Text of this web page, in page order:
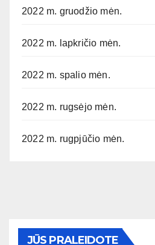
2022 m. gruodžio mėn.
2022 m. lapkričio mėn.
2022 m. spalio mėn.
2022 m. rugsėjo mėn.
2022 m. rugpjūčio mėn.
JŪS PRALEIDOTE